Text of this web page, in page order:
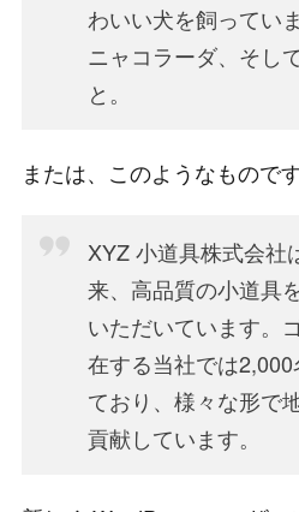
わいい犬を飼ってい
ニャコラーダ、そし
と。
または、このようなものです
XYZ 小道具株式会社
来、高品質の小道具
いただいています。
在する当社では
ており、様々な形で
貢献しています。